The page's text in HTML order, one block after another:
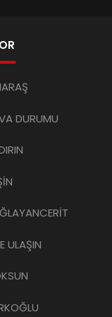
DURUMU
ULAŞIN